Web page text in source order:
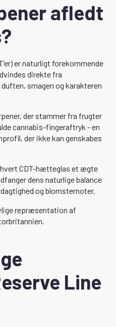
afledt
er naturligt forekommende
direkte fra
smagen og karakteren
der stammer fra frugter
cannabis-fingeraftryk - en
der ikke kan genskabes
CDT-hætteglas et ægte
dens naturlige balance
og blomsternoter.
repræsentation af
Line